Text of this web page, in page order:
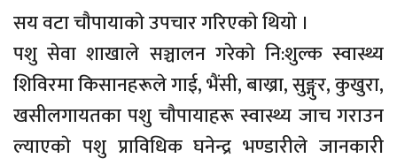
सय वटा चाैपायाकाे उपचार गरिएकाे थियाे ।
पशु सेवा शाखाले सञ्चालन गरेकाे नि:शुल्क स्वास्थ्य
शिविरमा किसानहरूले गाई, भैंसी, बाख्रा, सुङ्गुर, कुखुरा,
खसीलगायतका पशु चाैपायाहरू स्वास्थ्य जाच गराउन
ल्याएकाे पशु प्राविधिक घनेन्द्र भण्डारीले जानकारी